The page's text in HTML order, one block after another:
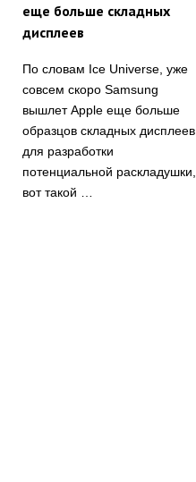
еще больше складных
дисплеев
По словам Ice Universe, уже
совсем скоро Samsung
вышлет Apple еще больше
образцов складных дисплеев
для разработки
потенциальной раскладушки,
вот такой …